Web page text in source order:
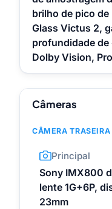
brilho de pico
Glass Victus 2,
profundidade de
Dolby Vision,
Câmeras
CÂMERA TRASEIRA
Principal
Sony IMX800
lente 1G+6P,
23mm